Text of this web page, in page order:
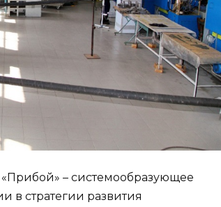
– системообразующее
стратегии развития